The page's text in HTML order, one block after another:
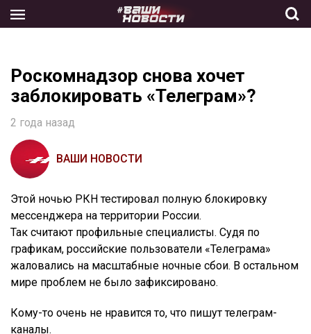
the
Роскомнадзор снова хочет
заблокировать «Телеграм»?
2 года назад
ВАШИ НОВОСТИ
Этой ночью РКН тестировал полную блокировку
мессенджера на территории России.
Так считают профильные специалисты. Судя по
графикам, российские пользователи «Телеграма»
жаловались на масштабные ночные сбои. В остальном
мире проблем не было зафиксировано.
Кому-то очень не нравится то, что пишут телеграм-
каналы.